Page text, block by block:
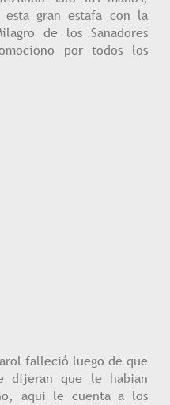
esta gran estafa con la
de los Sanadores
por todos los
falleció luego de que
dijeran que le habian
aqui le cuenta a los